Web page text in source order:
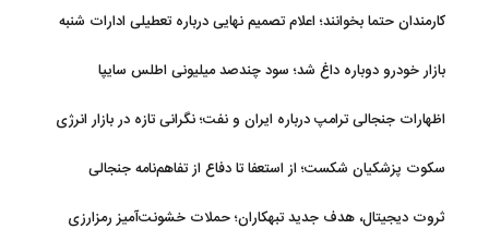
کارمندان حتما بخوانند؛ اعلام تصمیم نهایی درباره تعطیلی ادارات شنبه
بازار خودرو دوباره داغ شد؛ سود چندصد میلیونی اطلس سایپا
اظهارات جنجالی ترامپ درباره ایران و نفت؛ نگرانی تازه در بازار انرژی
سکوت پزشکیان شکست؛ از استعفا تا دفاع از تفاهم‌نامه جنجالی
ثروت دیجیتال، هدف جدید تبهکاران؛ حملات خشونت‌آمیز رمزارزی